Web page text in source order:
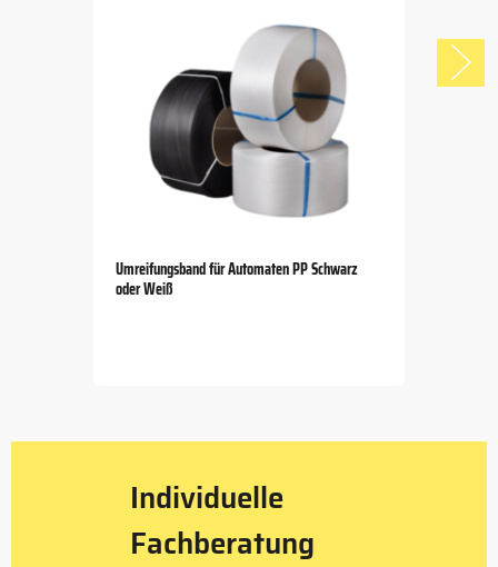
Umreifungsband für Automaten PP Schwarz
oder Weiß
Individuelle
Fachberatung